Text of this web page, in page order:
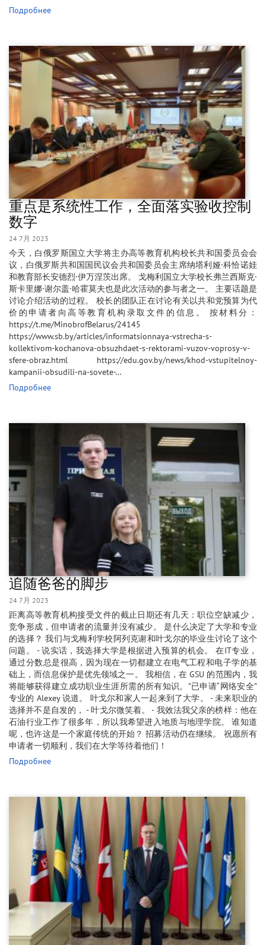
Подробнее
重点是系统性工作，全面落实验收控制
数字
24 7月 2023
今天，白俄罗斯国立大学将主办高等教育机构校长共和国委员会会
议，白俄罗斯共和国国民议会共和国委员会主席纳塔利娅·科恰诺娃
和教育部长安德烈·伊万涅茨出席。 戈梅利国立大学校长弗兰西斯克·
斯卡里娜·谢尔盖·哈霍莫夫也是此次活动的参与者之一。 主要话题是
讨论介绍活动的过程。 校长的团队正在讨论有关以共和党预算为代
价的申请者向高等教育机构录取文件的信息。 按材料分：
https://t.me/MinobrofBelarus/24145
https://www.sb.by/articles/informatsionnaya-vstrecha-s-
kollektivom-kochanova-obsuzhdaet-s-rektorami-vuzov-voprosy-v-
sfere-obraz.html https://edu.gov.by/news/khod-vstupitelnoy-
kampanii-obsudili-na-sovete-…
Подробнее
追随爸爸的脚步
24 7月 2023
距离高等教育机构接受文件的截止日期还有几天：职位空缺减少，
竞争形成，但申请者的流量并没有减少。 是什么决定了大学和专业
的选择？ 我们与戈梅利学校阿列克谢和叶戈尔的毕业生讨论了这个
问题。 - 说实话，我选择大学是根据进入预算的机会。 在IT专业，
通过分数总是很高，因为现在一切都建立在电气工程和电子学的基
础上，而信息保护是优先领域之一。 我相信，在 GSU 的范围内，我
将能够获得建立成功职业生涯所需的所有知识。”已申请“网络安全”
专业的 Alexey 说道。 叶戈尔和家人一起来到了大学。 - 未来职业的
选择并不是自发的， - 叶戈尔微笑着。 - 我效法我父亲的榜样：他在
石油行业工作了很多年，所以我希望进入地质与地理学院。 谁知道
呢，也许这是一个家庭传统的开始？ 招募活动仍在继续。 祝愿所有
申请者一切顺利，我们在大学等待着他们！
Подробнее